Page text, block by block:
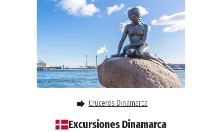
Excursiones Dinamarca
Cruceros Dinamarca